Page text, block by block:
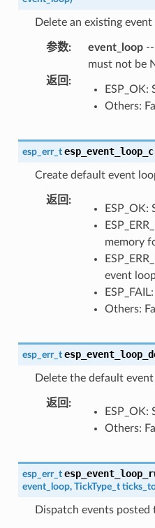
Delete an existing event
参数: event_loop--
must not be
返回 :
ESP_OK:
Others:
esp_err_t
Create default event
返回 :
ESP_OK:
memory
event
Others:
esp_err_t
Delete the default
返回 :
ESP_OK:
Others:
esp_err_t
event_loop, TickType_t
Dispatch events posted